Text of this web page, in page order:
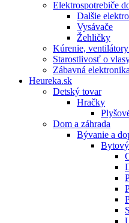
Elektrospotrebiče
Dalšie
Vysávače
Žehličky
Kúrenie,
Starostlivosť o
Zábavná elektronika
Heureka.sk
Detský tovar
Hračky
Dom a záhrada
Bývanie a